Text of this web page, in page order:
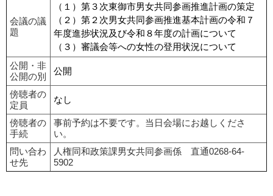
会議の議
題
（１）第３次東御市男女共同参画推進計画の策定
（２）第２次男女共同参画推進基本計画の令和７
年度進捗状況及び令和８年度の計画について
（３）審議会等への女性の登用状況について
公開・非
公開の別
公開
傍聴者の
定員
なし
傍聴者の
手続
事前予約は不要です。当日会場にお越しくださ
い。
問い合わ
せ先
人権同和政策課男女共同参画係 直通0268-64-
5902